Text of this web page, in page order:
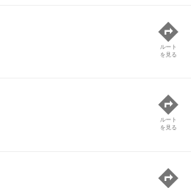
ルート
を見る
ルート
を見る